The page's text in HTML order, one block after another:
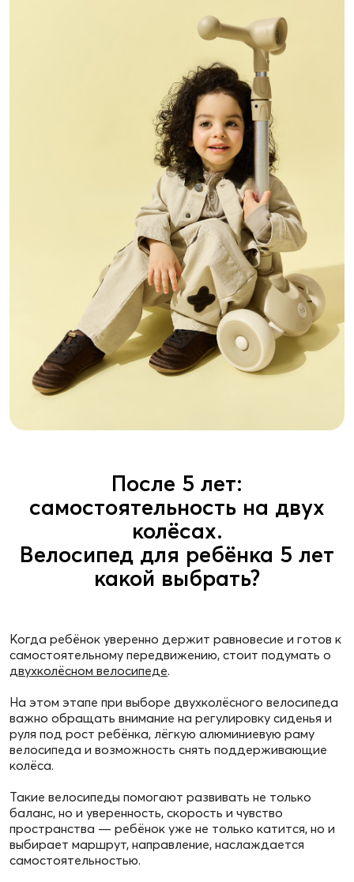
После 5 лет:
самостоятельность на двух
колёсах.
Велосипед для ребёнка 5 лет
какой выбрать?
Когда ребёнок уверенно держит равновесие и готов к
самостоятельному передвижению, стоит подумать о
двухколёсном велосипеде.
На этом этапе при выборе двухколёсного велосипеда
важно обращать внимание на регулировку сиденья и
руля под рост ребёнка, лёгкую алюминиевую раму
велосипеда и возможность снять поддерживающие
колёса.
Такие велосипеды помогают развивать не только
баланс, но и уверенность, скорость и чувство
пространства — ребёнок уже не только катится, но и
выбирает маршрут, направление, наслаждается
самостоятельностью.